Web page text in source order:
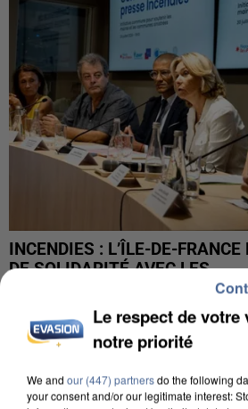
INCENDIES : L’ÎLE-DE-
DE SOLIDARITÉ AVEC LES...
Le respect de votre
notre priorité
We and our (447) partnersdo the following
your consent and/or our legitimate interest: